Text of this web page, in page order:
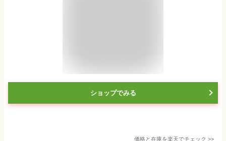
ショップでみる
価格と在庫を楽天でチェック >>